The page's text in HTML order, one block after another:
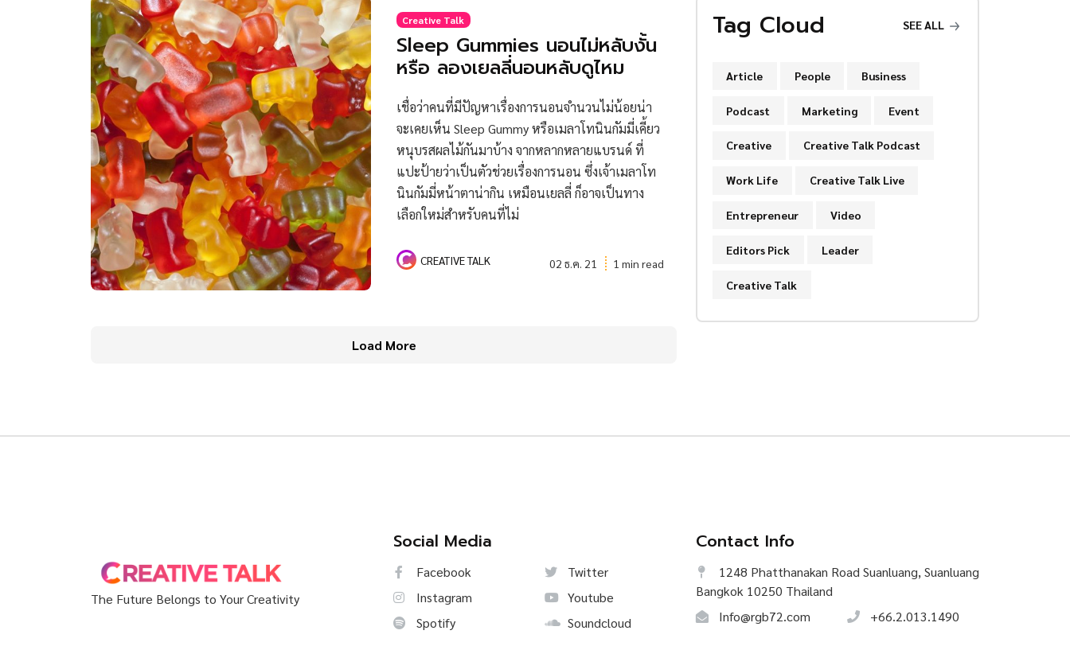
Creative Talk
Sleep Gummies นอนไม่หลับงั้น
หรือ ลองเยลลี่นอนหลับดูไหม
เชื่อว่าคนที่มีปัญหาเรื่องการนอนจำนวนไม่น้อยน่า
จะเคยเห็น Sleep Gummy หรือเมลาโทนินกัมมี่เคี้ยว
หนุบรสผลไม้กันมาบ้าง จากหลากหลายแบรนด์ ที่
แปะป้ายว่าเป็นตัวช่วยเรื่องการนอน ซึ่งเจ้าเมลาโท
นินกัมมี่หน้าตาน่ากิน เหมือนเยลลี่ ก็อาจเป็นทาง
เลือกใหม่สำหรับคนที่ไม่
CREATIVE TALK 02 ธ.ค. 21 1 min read
Load More
Tag Cloud SEE ALL
Article People Business
Podcast Marketing Event
Creative Creative Talk Podcast
Work Life Creative Talk Live
Entrepreneur Video
Editors Pick Leader
Creative Talk
The Future Belongs to Your Creativity
Social Media
Facebook
Twitter
Instagram
Youtube
Spotify
Soundcloud
Contact Info
1248 Phatthanakan Road Suanluang, Suanluang
Bangkok 10250 Thailand
Info@rgb72.com
+66.2.013.1490